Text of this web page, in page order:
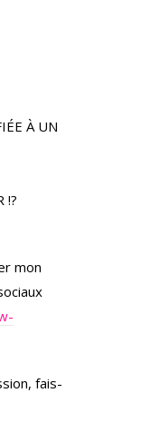
À UN
!?
mon
fais-